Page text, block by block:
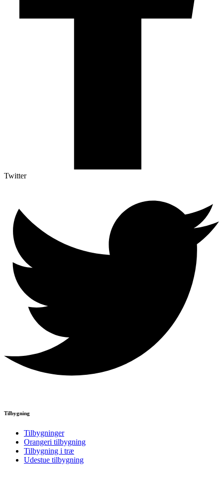
Twitter
Tilbygning
Tilbygninger
Orangeri tilbygning
Tilbygning i træ
Udestue tilbygning